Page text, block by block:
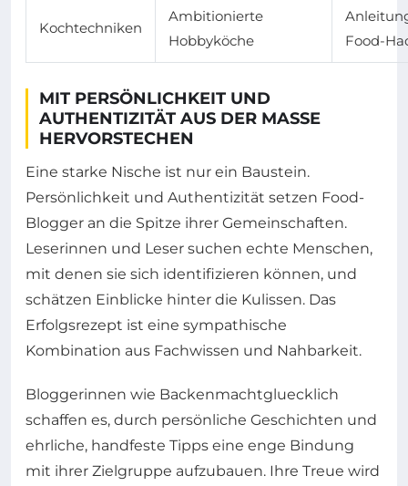
Kochtechniken
Ambitionierte
Hobbyköche
Food-
MIT PERSÖNLICHKEIT UND
AUTHENTIZITÄT AUS DER MASSE
HERVORSTECHEN
Eine starke Nische ist nur ein Baustein.
Persönlichkeit und Authentizität setzen Food-
Blogger an die Spitze ihrer Gemeinschaften.
Leserinnen und Leser suchen echte Menschen,
mit denen sie sich identifizieren können, und
schätzen Einblicke hinter die Kulissen. Das
Erfolgsrezept ist eine sympathische
Kombination aus Fachwissen und Nahbarkeit.
Bloggerinnen wie Backenmachtgluecklich
schaffen es, durch persönliche Geschichten und
ehrliche, handfeste Tipps eine enge Bindung
mit ihrer Zielgruppe aufzubauen. Ihre Treue wird